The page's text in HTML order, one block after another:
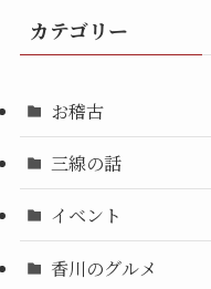
カテゴリー
お稽古
三線の話
イベント
香川のグルメ